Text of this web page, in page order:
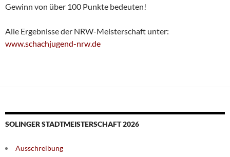
Gewinn von über 100 Punkte bedeuten!
Alle Ergebnisse der NRW-Meisterschaft unter:
www.schachjugend-nrw.de
SOLINGER STADTMEISTERSCHAFT 2026
Ausschreibung